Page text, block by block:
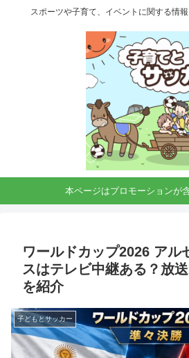
スポーツや子育て、イベントに関する情報
本ページはプロモーションが
ワールドカップ2026 アル
スはテレビ中継ある？放
を紹介
子どもとサッカー